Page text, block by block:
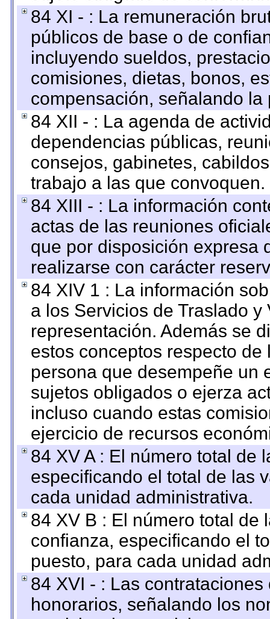
84 XI - : La remuneración
públicos de base o de
incluyendo sueldos,
comisiones, dietas, bonos,
compensación, señalando
84 XII - : La agenda de
dependencias públicas,
consejos, gabinetes,
trabajo a las que convoquen.
84 XIII - : La información
actas de las reuniones
que por disposición expresa
realizarse con carácter
84 XIV 1 : La información
a los Servicios de Traslado
representación. Además se
estos conceptos respecto
persona que desempeñe un
sujetos obligados o ejerza
incluso cuando estas
ejercicio de recursos
84 XV A : El número total de
especificando el total de las
cada unidad administrativa.
84 XV B : El número total de
confianza, especificando el
puesto, para cada unidad
84 XVI - : Las
honorarios, señalando los